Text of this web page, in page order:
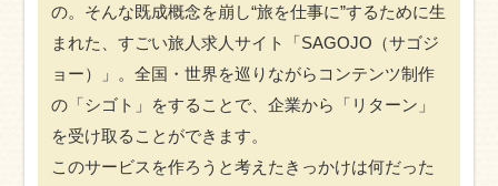
の。そんな既成概念を崩し“旅を仕事に”するために生
まれた、すごい旅人求人サイト「SAGOJO（サゴジ
ョー）」。全国・世界を巡りながらコンテンツ制作
の「シゴト」をすることで、企業から「リターン」
を受け取ることができます。
このサービスを作ろうと考えたきっかけは何だった